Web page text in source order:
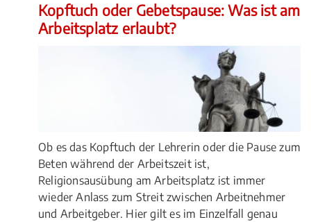
Kopftuch oder Gebetspause: Was ist am
Arbeitsplatz erlaubt?
Ob es das Kopftuch der Lehrerin oder die Pause zum
Beten während der Arbeitszeit ist,
Religionsausübung am Arbeitsplatz ist immer
wieder Anlass zum Streit zwischen Arbeitnehmer
und Arbeitgeber. Hier gilt es im Einzelfall genau